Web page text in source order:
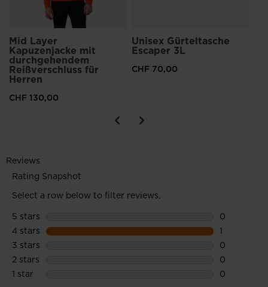
Mid Layer
Kapuzenjacke mit
durchgehendem
Reißverschluss für
Herren
CHF 130,00
Unisex Gürteltasche
Escaper 3L
CHF 70,00